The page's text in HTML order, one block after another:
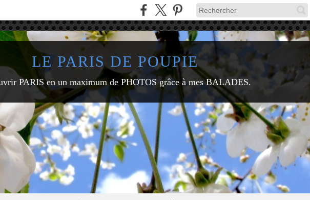
LE PARIS DE POUPIE
PARIS en un maximum de PHOTOS grâce à mes BALADES.